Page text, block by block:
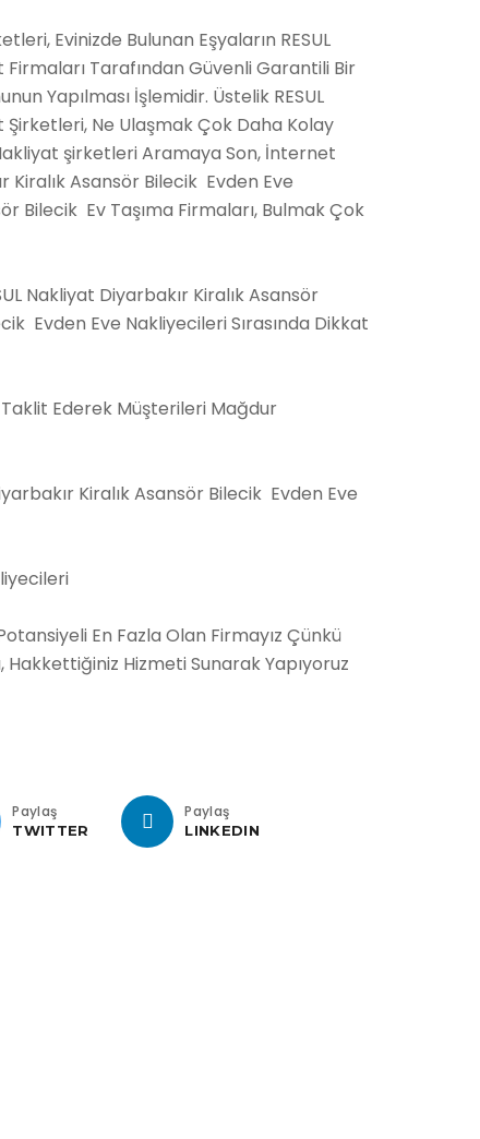
Evinizde Bulunan Eşyaların RESUL
Tarafından Güvenli Garantili Bir
Yapılması İşlemidir. Üstelik RESUL
Ne Ulaşmak Çok Daha Kolay
şirketleri Aramaya Son, İnternet
Kiralık Asansör Bilecik Evden Eve
Bilecik Ev Taşıma Firmaları, Bulmak Çok
Nakliyat Diyarbakır Kiralık Asansör
Evden Eve Nakliyecileri Sırasında Dikkat
Ederek Müşterileri Mağdur
Kiralık Asansör Bilecik Evden Eve
En Fazla Olan Firmayız Çünkü
Hizmeti Sunarak Yapıyoruz
Paylaş
TWITTER
Paylaş
LINKEDIN